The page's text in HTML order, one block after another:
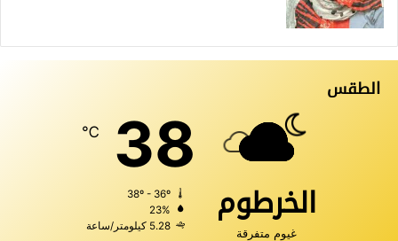
الطقس
الخرطوم
غيوم متفرقة
38
℃
23%
5.28 كيلومتر/ساعة